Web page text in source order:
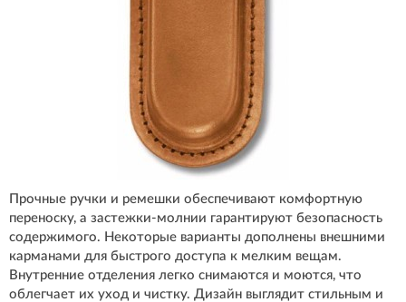
Прочные ручки и ремешки обеспечивают комфортную
переноску, а застежки-молнии гарантируют безопасность
содержимого. Некоторые варианты дополнены внешними
карманами для быстрого доступа к мелким вещам.
Внутренние отделения легко снимаются и моются, что
облегчает их уход и чистку. Дизайн выглядит стильным и